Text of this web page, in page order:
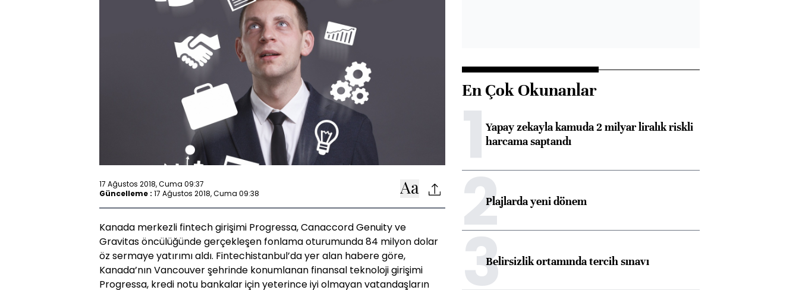
17 Ağustos 2018, Cuma 09:37
Güncelleme : 17 Ağustos 2018, Cuma 09:38
Kanada merkezli fintech girişimi Progressa, Canaccord Genuity ve
Gravitas öncülüğünde gerçekleşen fonlama oturumunda 84 milyon dolar
öz sermaye yatırımı aldı. Fintechistanbul’da yer alan habere göre,
Kanada’nın Vancouver şehrinde konumlanan finansal teknoloji girişimi
Progressa, kredi notu bankalar için yeterince iyi olmayan vatandaşların
En Çok Okunanlar
1Yapay zekayla kamuda 2 milyar liralık riskli
harcama saptandı
2Plajlarda yeni dönem
3Belirsizlik ortamında tercih sınavı